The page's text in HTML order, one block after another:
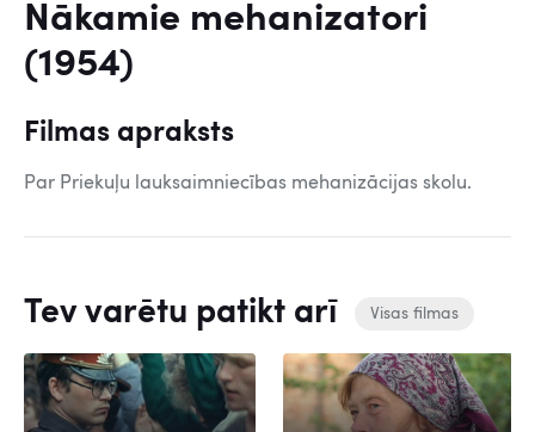
Nākamie mehanizatori
(1954)
Filmas apraksts
Par Priekuļu lauksaimniecības mehanizācijas skolu.
Tev varētu patikt arī Visas filmas